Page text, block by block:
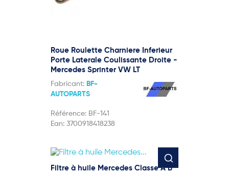
Roue Roulette Charniere Inferieur
Porte Laterale Coulissante Droite -
Mercedes Sprinter VW LT
Fabricant: BF-
AUTOPARTS
Référence: BF-141
Ean: 3700918418238
Filtre à huile Mercedes Classe A B